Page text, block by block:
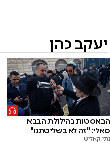
יעקב כהן
הבאסטות בהילולת הבבא
סאלי: "זה לא בשליטתנו"
נתי קאליש